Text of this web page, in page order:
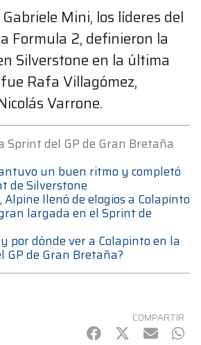
Mini, los líderes del
Formula 2, definieron la
Silverstone en la última
Rafa Villagómez,
Varrone.
Sprint del GP de Gran Bretaña
un buen ritmo y completó
de Silverstone
Alpine llenó de elogios a Colapinto
largada en el Sprint de
y por dónde ver a Colapinto en la
GP de Gran Bretaña?
COMPARTIR
Facebook
Twitter
mail